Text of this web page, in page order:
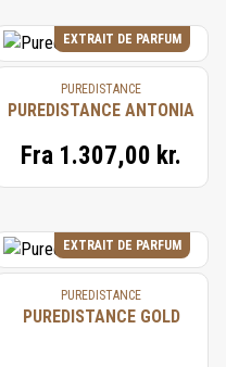
EXTRAIT DE PARFUM
PUREDISTANCE
PUREDISTANCE ANTONIA
Fra 1.307,00 kr.
EXTRAIT DE PARFUM
PUREDISTANCE
PUREDISTANCE GOLD